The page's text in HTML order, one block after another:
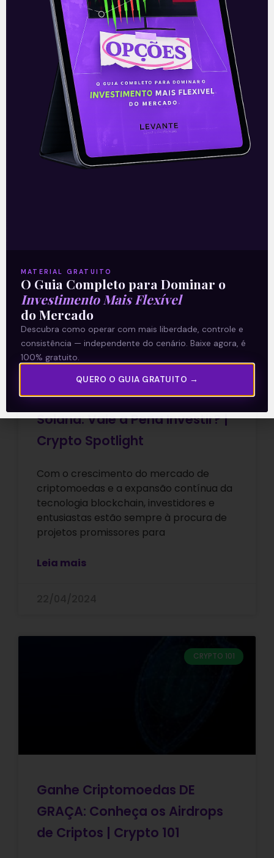
proteger seus investimentos
agora!
Como proteger os seus investimentos (e
o seu patrimônio) em cenários
complexos?
Essa é uma pergunta que recebemos de
nossos seguidores.
Para isso, preparamos um novo
conteúdo exclusivo para você!
ARTIGOS
Solana: Vale a Pena Investir? |
Crypto Spotlight
Com o crescimento do mercado de
criptomoedas e a expansão contínua da
tecnologia blockchain, investidores e
entusiastas estão sempre à procura de
projetos promissores para
Leia mais
CRYPTO 101
Ganhe Criptomoedas DE
GRAÇA: Conheça os Airdrops
de Criptos | Crypto 101
MATERIAL GRATUITO
O Guia Completo para Dominar o
Investimento Mais Flexível
do Mercado
Descubra como operar com mais liberdade, controle e
consistência — independente do cenário. Baixe agora, é
100% gratuito.
QUERO O GUIA GRATUITO →